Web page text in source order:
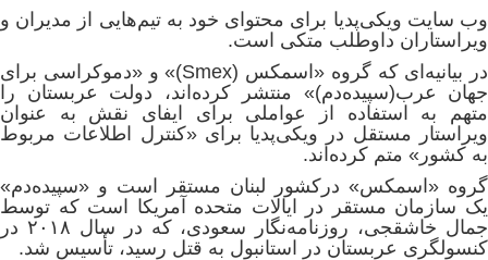
وب سایت ویکی‌پدیا برای محتوای خود به تیم‌هایی از مدیران و
ویراستاران داوطلب متکی است.
در بیانیه‌ای که گروه «اسمکس (Smex)» و «دموکراسی برای
جهان عرب(سپیده‌دم)» منتشر کرده‌اند، دولت عربستان را
متهم به استفاده از عواملی برای ایفای نقش به عنوان
ویراستار مستقل در ویکی‌پدیا برای «کنترل اطلاعات مربوط
به کشور» متم کرده‌اند.
گروه «اسمکس» درکشور لبنان مستقر است و «سپیده‌دم»
یک سازمان مستقر در ایالات متحده آمریکا است که توسط
جمال خاشقجی، روزنامه‌نگار سعودی، که در سال ۲۰۱۸ در
کنسولگری عربستان در استانبول به قتل رسید، تأسیس شد.